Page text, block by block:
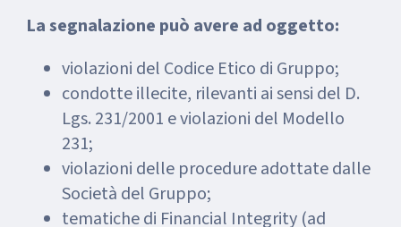
La segnalazione può avere ad oggetto:
violazioni del Codice Etico di Gruppo;
condotte illecite, rilevanti ai sensi del D.
Lgs. 231/2001 e violazioni del Modello
231;
violazioni delle procedure adottate dalle
Società del Gruppo;
tematiche di Financial Integrity (ad